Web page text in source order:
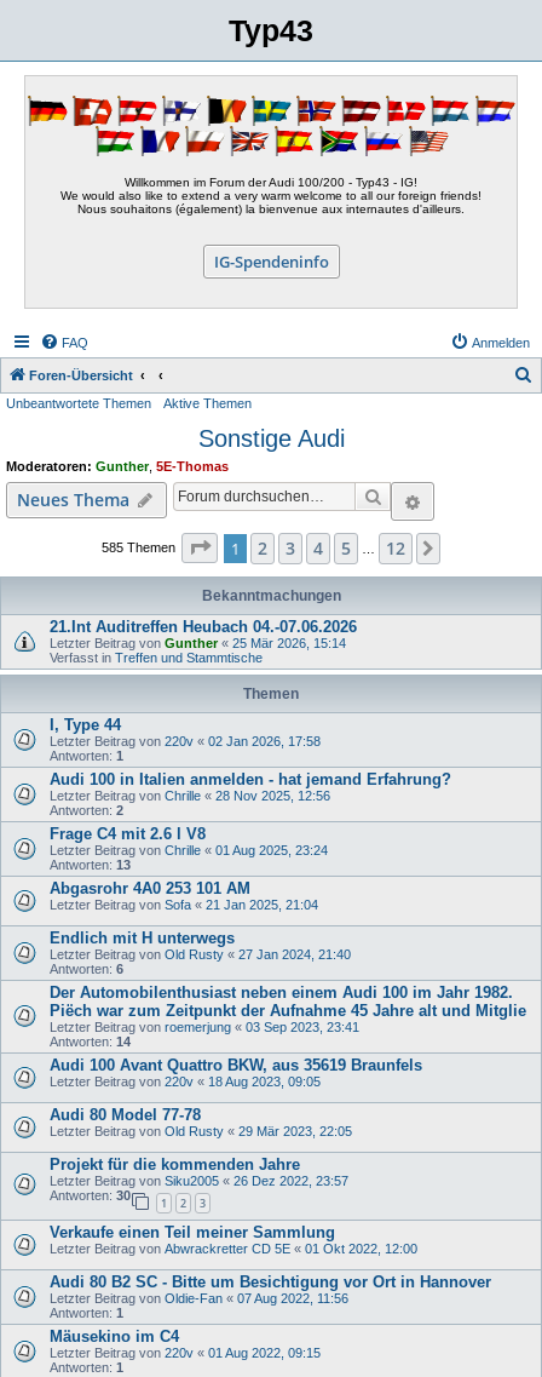
Typ43
Willkommen im Forum der Audi 100/200 - Typ43 - IG!
We would also like to extend a very warm welcome to all our foreign friends!
Nous souhaitons (également) la bienvenue aux internautes d'ailleurs.
IG-Spendeninfo
FAQ Anmelden
Foren-Übersicht
Unbeantwortete Themen Aktive Themen
Sonstige Audi
Moderatoren: Gunther, 5E-Thomas
Neues Thema Suche
585 Themen Seite 1 von 12
1 2 3 4 5 12
Bekanntmachungen
21.Int Auditreffen Heubach 04.-07.06.2026
Letzter Beitrag von Gunther« 25 Mär 2026, 15:14
Verfasst in Treffen und Stammtische
Themen
I, Type 44
Letzter Beitrag von 220v « 02 Jan 2026, 17:58
Antworten: 1
Audi 100 in Italien anmelden - hat jemand Erfahrung?
Letzter Beitrag von Chrille « 28 Nov 2025, 12:56
Antworten: 2
Frage C4 mit 2.6 l V8
Letzter Beitrag von Chrille « 01 Aug 2025, 23:24
Antworten: 13
Abgasrohr 4A0 253 101 AM
Letzter Beitrag von Sofa « 21 Jan 2025, 21:04
Endlich mit H unterwegs
Letzter Beitrag von Old Rusty « 27 Jan 2024, 21:40
Antworten: 6
Der Automobilenthusiast neben einem Audi 100 im Jahr 1982.
Piëch war zum Zeitpunkt der Aufnahme 45 Jahre alt und Mitglie
Letzter Beitrag von roemerjung « 03 Sep 2023, 23:41
Antworten: 14
Audi 100 Avant Quattro BKW, aus 35619 Braunfels
Letzter Beitrag von 220v « 18 Aug 2023, 09:05
Audi 80 Model 77-78
Letzter Beitrag von Old Rusty « 29 Mär 2023, 22:05
Projekt für die kommenden Jahre
Letzter Beitrag von Siku2005 « 26 Dez 2022, 23:57
Antworten: 30
1 2 3
Verkaufe einen Teil meiner Sammlung
Letzter Beitrag von Abwrackretter CD 5E « 01 Okt 2022, 12:00
Audi 80 B2 SC - Bitte um Besichtigung vor Ort in Hannover
Letzter Beitrag von Oldie-Fan « 07 Aug 2022, 11:56
Antworten: 1
Mäusekino im C4
Letzter Beitrag von 220v « 01 Aug 2022, 09:15
Antworten: 1